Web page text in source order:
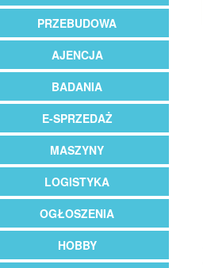
PRZEBUDOWA
AJENCJA
BADANIA
E-SPRZEDAŻ
MASZYNY
LOGISTYKA
OGŁOSZENIA
HOBBY